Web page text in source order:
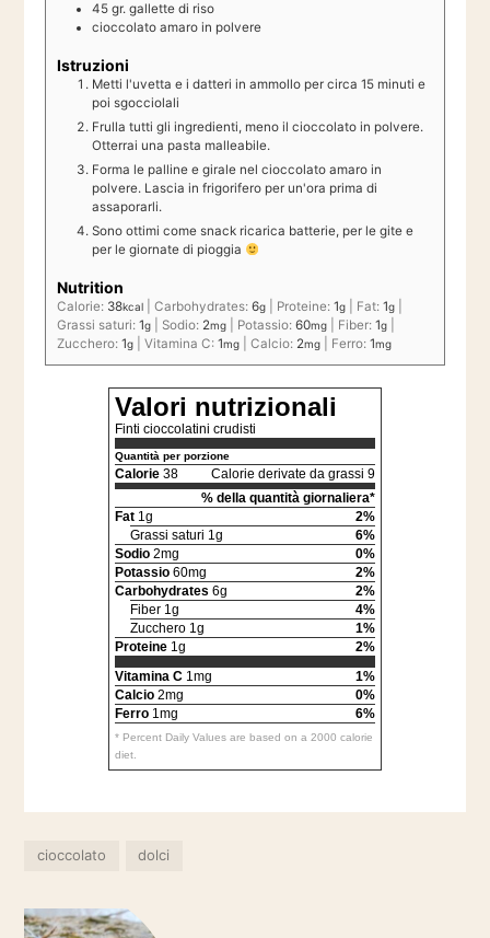
45 gr. gallette di riso
cioccolato amaro in polvere
Istruzioni
Metti l'uvetta e i datteri in ammollo per circa 15 minuti e
poi sgocciolali
Frulla tutti gli ingredienti, meno il cioccolato in polvere.
Otterrai una pasta malleabile.
Forma le palline e girale nel cioccolato amaro in
polvere. Lascia in frigorifero per un'ora prima di
assaporarli.
Sono ottimi come snack ricarica batterie, per le gite e
per le giornate di pioggia
Nutrition
Calorie: 38kcal| Carbohydrates: 6g| Proteine: 1g| Fat: 1g|
Grassi saturi: 1g| Sodio: 2mg| Potassio: 60mg| Fiber: 1g|
Zucchero: 1g| Vitamina C: 1mg| Calcio: 2mg| Ferro: 1mg
Valori nutrizionali
Finti cioccolatini crudisti
Quantità per porzione
Calorie 38
Calorie derivate da grassi 9
% della quantità giornaliera*
Fat 1g
2%
Grassi saturi 1g
6%
Sodio 2mg
0%
Potassio 60mg
2%
Carbohydrates 6g
2%
Fiber 1g
4%
Zucchero 1g
1%
Proteine 1g
2%
Vitamina C 1mg
1%
Calcio 2mg
0%
Ferro 1mg 6%
* Percent Daily Values are based on a 2000 calorie
diet.
cioccolato dolci